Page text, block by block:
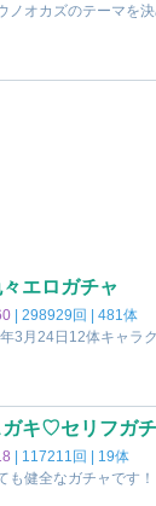
ノオカズのテーマを
エロガチャ
|298929回 |481体
3月24日12体キャラ
ガキ♡セリフガ
| 117211回 | 19体
も健全なガチャです！